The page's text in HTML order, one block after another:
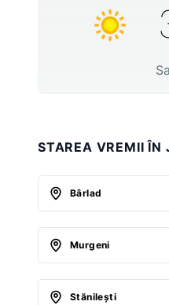
STAREA VREMII ÎN
Bârlad
Murgeni
Stănileşti